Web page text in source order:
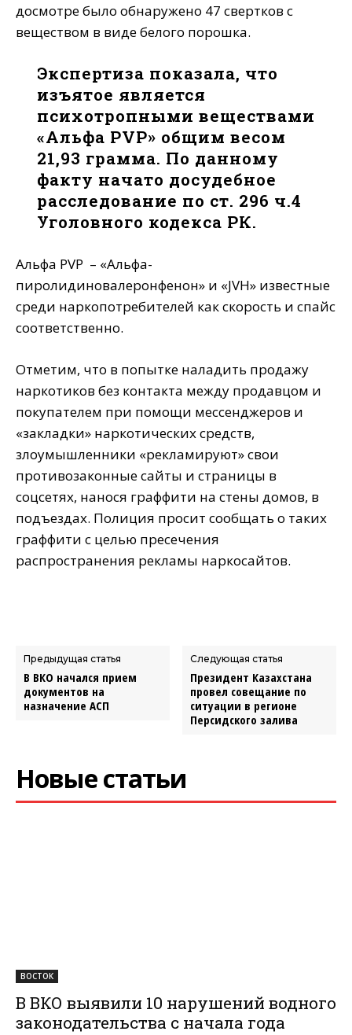
досмотре было обнаружено 47 свертков с
веществом в виде белого порошка.
Экспертиза показала, что
изъятое является
психотропными веществами
«Альфа PVP» общим весом
21,93 грамма. По данному
факту начато досудебное
расследование по ст. 296 ч.4
Уголовного кодекса РК.
Альфа PVP – «Альфа-
пиролидиновалеронфенон» и «JVH» известные
среди наркопотребителей как скорость и спайс
соответственно.
Отметим, что в попытке наладить продажу
наркотиков без контакта между продавцом и
покупателем при помощи мессенджеров и
«закладки» наркотических средств,
злоумышленники «рекламируют» свои
противозаконные сайты и страницы в
соцсетях, нанося граффити на стены домов, в
подъездах. Полиция просит сообщать о таких
граффити с целью пресечения
распространения рекламы наркосайтов.
Предыдущая статья
В ВКО начался прием
документов на
назначение АСП
Следующая статья
Президент Казахстана
провел совещание по
ситуации в регионе
Персидского залива
Новые статьи
ВОСТОК
В ВКО выявили 10 нарушений водного
законодательства с начала года